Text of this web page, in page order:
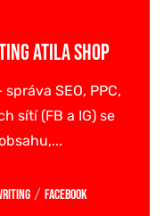
ATILA SHOP
SEO, PPC,
sítí (FB a IG) se
/ Facebook